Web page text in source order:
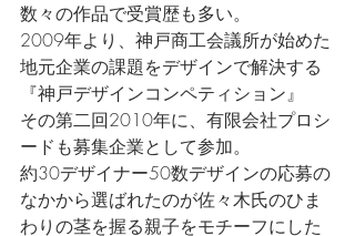
数々の作品で受賞歴も多い。
2009年より、神戸商工会議所が始めた
地元企業の課題をデザインで解決する
『神戸デザインコンペティション』
その第二回2010年に、有限会社プロシ
ードも募集企業として参加。
約30デザイナー50数デザインの応募の
なかから選ばれたのが佐々木氏のひま
わりの茎を握る親子をモチーフにした